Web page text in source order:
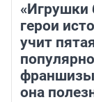
«Игрушки
герои
учит
она